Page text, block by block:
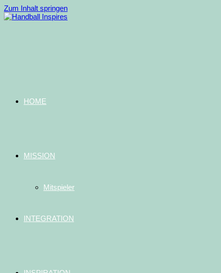
Zum Inhalt springen
HOME
MISSION
Mitspieler
INTEGRATION